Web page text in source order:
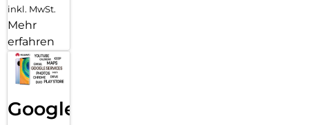
inkl. MwSt.
Mehr
erfahren
Google